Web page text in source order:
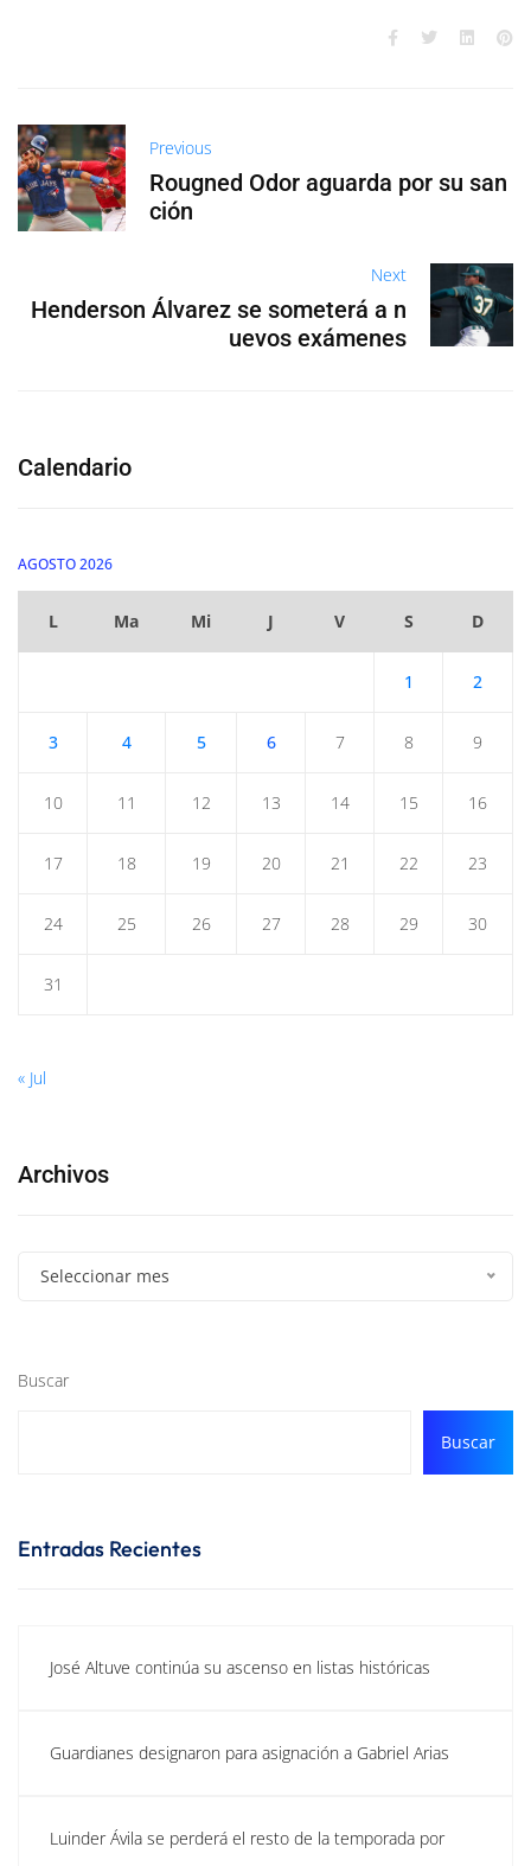
Previous
Rougned Odor aguarda por su san
ción
Next
Henderson Álvarez se someterá a n
uevos exámenes
Calendario
AGOSTO 2026
L Ma Mi J V S D
1 2
3 4 5 6 7 8 9
10 11 12 13 14 15 16
17 18 19 20 21 22 23
24 25 26 27 28 29 30
31
« Jul
Archivos
Seleccionar mes
Buscar
Buscar
Entradas Recientes
José Altuve continúa su ascenso en listas históricas
Guardianes designaron para asignación a Gabriel Arias
Luinder Ávila se perderá el resto de la temporada por